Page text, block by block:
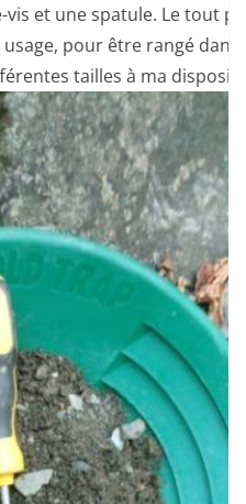
et une spatule. Le tout
pour être rangé dans
tailles à ma